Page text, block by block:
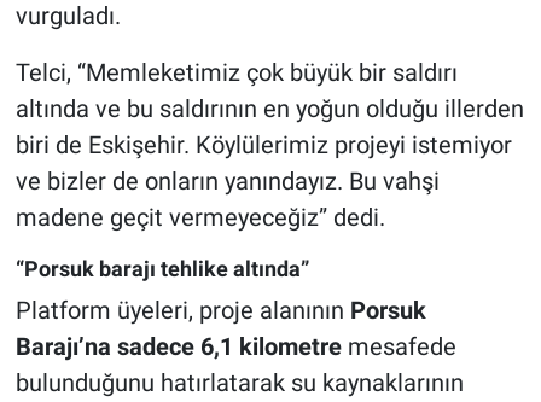
vurguladı.
Telci, “Memleketimiz çok büyük bir saldırı
altında ve bu saldırının en yoğun olduğu illerden
biri de Eskişehir. Köylülerimiz projeyi istemiyor
ve bizler de onların yanındayız. Bu vahşi
madene geçit vermeyeceğiz” dedi.
“Porsuk barajı tehlike altında”
Platform üyeleri, proje alanının Porsuk
Barajı’na sadece 6,1 kilometremesafede
bulunduğunu hatırlatarak su kaynaklarının